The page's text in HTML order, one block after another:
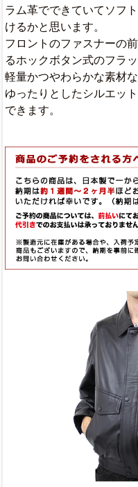
ラム革でできていてソフ
けるかと思います。
フロントのファスナーの
るホックボタン式のフラ
軽量かつやわらかな素材
ゆったりとしたシルエッ
できます。